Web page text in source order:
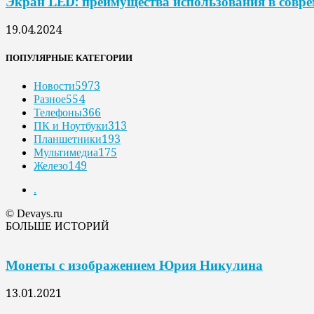
19.04.2024
ПОПУЛЯРНЫЕ КАТЕГОРИИ
Новости5973
Разное554
Телефоны366
ПК и Ноутбуки313
Планшетники193
Мультимедиа175
Железо149
.
© Devays.ru
БОЛЬШЕ ИСТОРИЙ
Монеты с изображением Юрия Никулина
13.01.2021